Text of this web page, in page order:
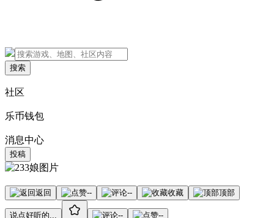
搜索
社区
乐币钱包
消息中心
投稿
返回 -- -- 收藏 顶部
说点好听的...
-- --